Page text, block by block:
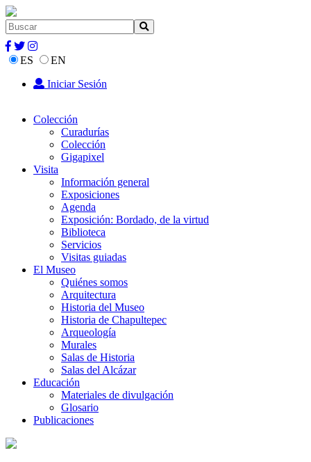
ES
EN
Iniciar Sesión
Colección
Curadurías
Colección
Gigapixel
Visita
Información general
Exposiciones
Agenda
Exposición: Bordado, de la virtud
Biblioteca
Servicios
Visitas guiadas
El Museo
Quiénes somos
Arquitectura
Historia del Museo
Historia de Chapultepec
Arqueología
Murales
Salas de Historia
Salas del Alcázar
Educación
Materiales de divulgación
Glosario
Publicaciones